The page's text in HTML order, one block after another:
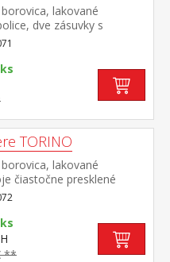
lakované
dve zásuvky s
TORINO
lakované
čiastočne presklené
**